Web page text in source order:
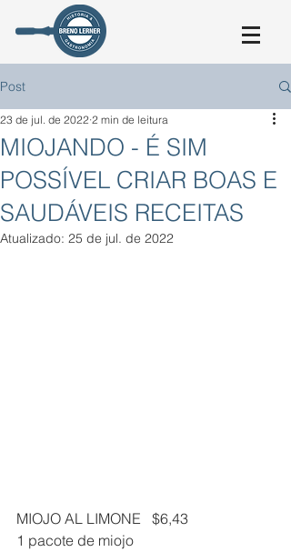
Post
MIOJANDO - É SIM
POSSÍVEL CRIAR BOAS E
SAUDÁVEIS RECEITAS
23 de jul. de 2022 2 min de leitura
Atualizado: 25 de jul. de 2022
MIOJO AL LIMONE   $6,43
1 pacote de miojo